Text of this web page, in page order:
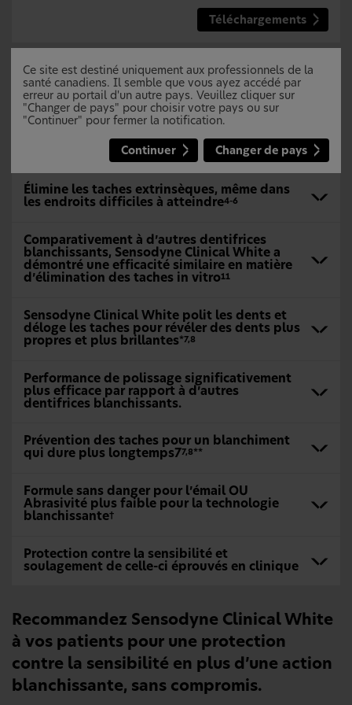
Téléchargements
La technologie blanchissante de
Sensodyne la plus avancée
Il a été établi que Sensodyne Clinical White
blanchit les dents de 2 tons
Élimine les taches extrinsèques, même dans
les endroits difficiles à atteindre4-6
Comparativement à d’autres dentifrices
blanchissants, Sensodyne Clinical White a
démontré une efficacité similaire en matière
d’élimination des taches in vitro11
Sensodyne Clinical White polit les dents et
déloge les taches pour révéler des dents plus
propres et plus brillantes *7,8
Performance de polissage significativement
plus efficace par rapport à d’autres
dentifrices blanchissants.
Prévention des taches pour un blanchiment
qui dure plus longtemps7 7,8**
Formule sans danger pour l’émail OU
Abrasivité plus faible pour la technologie
blanchissante†
Protection contre la sensibilité et
soulagement de celle-ci éprouvés en clinique
Recommandez Sensodyne Clinical White
à vos patients pour une protection
contre la sensibilité en plus d’une action
blanchissante, sans compromis.
Ce site est destiné uniquement aux professionnels de la
santé canadiens. Il semble que vous ayez accédé par
erreur au portail d'un autre pays. Veuillez cliquer sur
"Changer de pays" pour choisir votre pays ou sur
"Continuer" pour fermer la notification.
Continuer Changer de pays